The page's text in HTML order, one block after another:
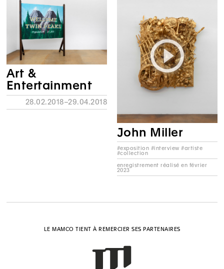
Art &
Entertainment
28.02.2018–29.04.2018
John Miller
#exposition #interview #artiste
#collection
enregistrement réalisé en février
2023
LE MAMCO TIENT À REMERCIER SES PARTENAIRES